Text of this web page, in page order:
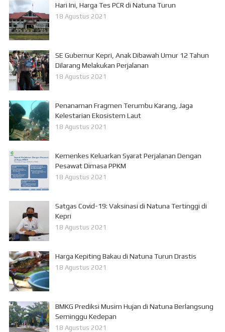
Hari Ini, Harga Tes PCR di Natuna Turun
18 Agustus 2021
SE Gubernur Kepri, Anak Dibawah Umur 12 Tahun
Dilarang Melakukan Perjalanan
18 Agustus 2021
Penanaman Fragmen Terumbu Karang, Jaga
Kelestarian Ekosistem Laut
18 Agustus 2021
Kemenkes Keluarkan Syarat Perjalanan Dengan
Pesawat Dimasa PPKM
18 Agustus 2021
Satgas Covid-19: Vaksinasi di Natuna Tertinggi di
Kepri
18 Agustus 2021
Harga Kepiting Bakau di Natuna Turun Drastis
18 Agustus 2021
BMKG Prediksi Musim Hujan di Natuna Berlangsung
Seminggu Kedepan
18 Agustus 2021